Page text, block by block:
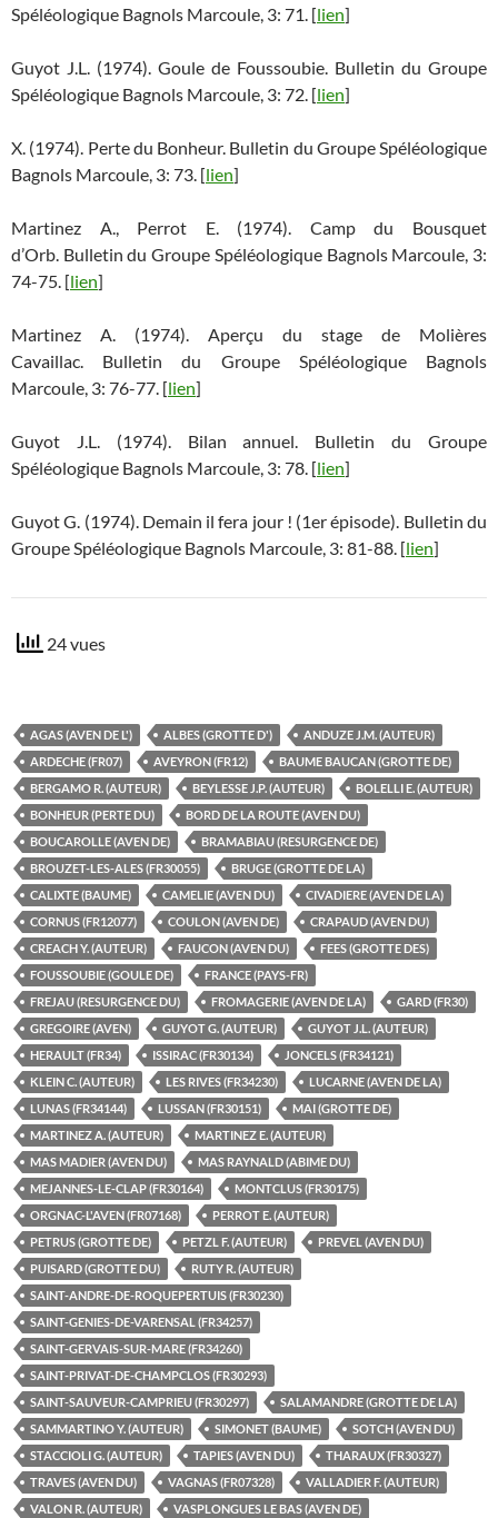
Spéléologique Bagnols Marcoule, 3: 71. [lien]
Guyot J.L. (1974). Goule de Foussoubie. Bulletin du Groupe
Spéléologique Bagnols Marcoule, 3: 72. [lien]
X. (1974). Perte du Bonheur. Bulletin du Groupe Spéléologique
Bagnols Marcoule, 3: 73. [lien]
Martinez A., Perrot E. (1974). Camp du Bousquet
d’Orb. Bulletin du Groupe Spéléologique Bagnols Marcoule, 3:
74-75. [lien]
Martinez A. (1974). Aperçu du stage de Molières
Cavaillac. Bulletin du Groupe Spéléologique Bagnols
Marcoule, 3: 76-77. [lien]
Guyot J.L. (1974). Bilan annuel. Bulletin du Groupe
Spéléologique Bagnols Marcoule, 3: 78. [lien]
Guyot G. (1974). Demain il fera jour ! (1er épisode). Bulletin du
Groupe Spéléologique Bagnols Marcoule, 3: 81-88. [lien]
24 vues
AGAS (AVEN DE L') ALBES (GROTTE D')
ANDUZE J.M. (AUTEUR)
ARDECHE (FR07)
AVEYRON (FR12)
BAUME BAUCAN (GROTTE DE)
BERGAMO R. (AUTEUR)
BEYLESSE J.P. (AUTEUR)
BOLELLI E. (AUTEUR)
BONHEUR (PERTE DU)
BORD DE LA ROUTE (AVEN DU)
BOUCAROLLE (AVEN DE)
BRAMABIAU (RESURGENCE DE)
BROUZET-LES-ALES (FR30055)
BRUGE (GROTTE DE LA)
CALIXTE (BAUME)
CAMELIE (AVEN DU)
CIVADIERE (AVEN DE LA)
CORNUS (FR12077)
COULON (AVEN DE)
CRAPAUD (AVEN DU)
CREACH Y. (AUTEUR)
FAUCON (AVEN DU)
FEES (GROTTE DES)
FOUSSOUBIE (GOULE DE)
FRANCE (PAYS-FR)
FREJAU (RESURGENCE DU)
FROMAGERIE (AVEN DE LA)
GARD (FR30)
GREGOIRE (AVEN)
GUYOT G. (AUTEUR)
GUYOT J.L. (AUTEUR)
HERAULT (FR34)
ISSIRAC (FR30134)
JONCELS (FR34121)
KLEIN C. (AUTEUR)
LES RIVES (FR34230)
LUCARNE (AVEN DE LA)
LUNAS (FR34144)
LUSSAN (FR30151)
MAI (GROTTE DE)
MARTINEZ A. (AUTEUR)
MARTINEZ E. (AUTEUR)
MAS MADIER (AVEN DU)
MAS RAYNALD (ABIME DU)
MEJANNES-LE-CLAP (FR30164)
MONTCLUS (FR30175)
ORGNAC-L'AVEN (FR07168)
PERROT E. (AUTEUR)
PETRUS (GROTTE DE)
PETZL F. (AUTEUR)
PREVEL (AVEN DU)
PUISARD (GROTTE DU)
RUTY R. (AUTEUR)
SAINT-ANDRE-DE-ROQUEPERTUIS (FR30230)
SAINT-GENIES-DE-VARENSAL (FR34257)
SAINT-GERVAIS-SUR-MARE (FR34260)
SAINT-PRIVAT-DE-CHAMPCLOS (FR30293)
SAINT-SAUVEUR-CAMPRIEU (FR30297)
SALAMANDRE (GROTTE DE LA)
SAMMARTINO Y. (AUTEUR)
SIMONET (BAUME)
SOTCH (AVEN DU)
STACCIOLI G. (AUTEUR)
TAPIES (AVEN DU)
THARAUX (FR30327)
TRAVES (AVEN DU)
VAGNAS (FR07328)
VALLADIER F. (AUTEUR)
VALON R. (AUTEUR)
VASPLONGUES LE BAS (AVEN DE)